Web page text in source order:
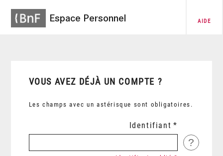
Espace Personnel AIDE
VOUS AVEZ DÉJÀ UN COMPTE ?
Les champs avec un astérisque sont obligatoires.
Identifiant
?